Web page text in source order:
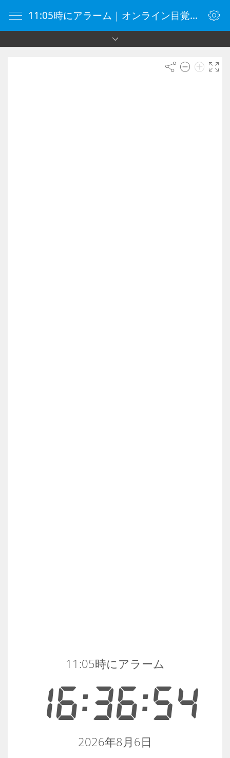
11:05時にアラーム｜オンライン目覚まし時計｜目覚まし時計
16:36:55
11:05時にアラーム
2026年8月6日